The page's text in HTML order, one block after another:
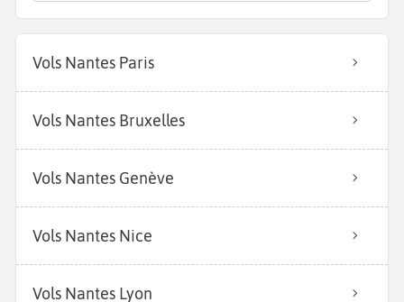
Vols Nantes Paris
Vols Nantes Bruxelles
Vols Nantes Genève
Vols Nantes Nice
Vols Nantes Lyon